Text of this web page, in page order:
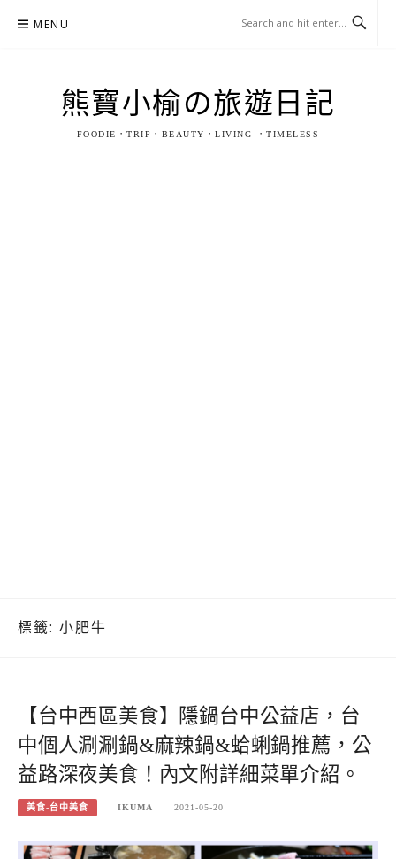
MENU
熊寶小榆の旅遊日記
FOODIE．TRIP．BEAUTY．LIVING ．TIMELESS
標籤: 小肥牛
【台中西區美食】隱鍋台中公益店，台
中個人涮涮鍋&麻辣鍋&蛤蜊鍋推薦，公
益路深夜美食！內文附詳細菜單介紹。
美食-台中美食 IKUMA 2021-05-20